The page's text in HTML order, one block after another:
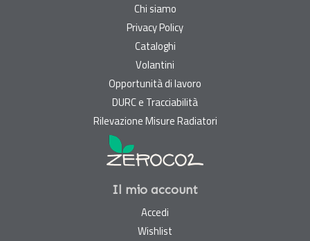
Chi siamo
Privacy Policy
Cataloghi
Volantini
Opportunità di lavoro
DURC e Tracciabilità
Rilevazione Misure Radiatori
Il mio account
Accedi
Wishlist